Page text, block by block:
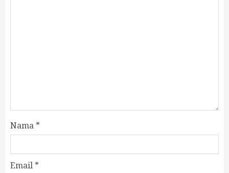
Nama *
Email *